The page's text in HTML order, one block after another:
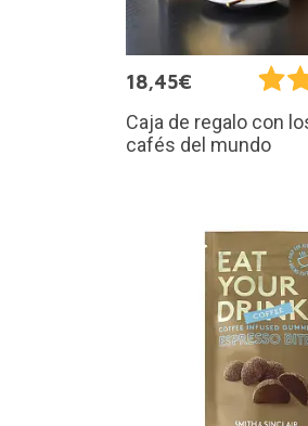
18,45€
Caja de regalo con
cafés del mundo